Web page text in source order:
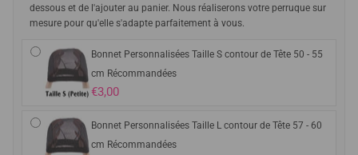
dessous et de l'ajouter au panier. Nous réaliserons votre perruque sur
mesure pour qu'elle s'adapte parfaitement à vous.
Bonnet Personnalisées Taille S contour de Tête 50 - 55
cm Récommandées
€3,00
Bonnet Personnalisées Taille L contour de Tête 57 - 60
cm Récommandées